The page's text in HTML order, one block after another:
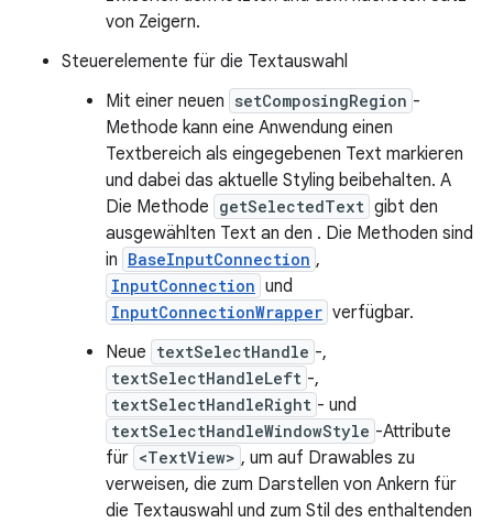
von Zeigern.
Steuerelemente für die Textauswahl
Mit einer neuen setComposingRegion -
Methode kann eine Anwendung einen
Textbereich als eingegebenen Text markieren
und dabei das aktuelle Styling beibehalten. A
Die Methode getSelectedText gibt den
ausgewählten Text an den . Die Methoden sind
in BaseInputConnection ,
InputConnection und
InputConnectionWrapper verfügbar.
Neue textSelectHandle -,
textSelectHandleLeft -,
textSelectHandleRight - und
textSelectHandleWindowStyle -Attribute
für <TextView> , um auf Drawables zu
verweisen, die zum Darstellen von Ankern für
die Textauswahl und zum Stil des enthaltenden